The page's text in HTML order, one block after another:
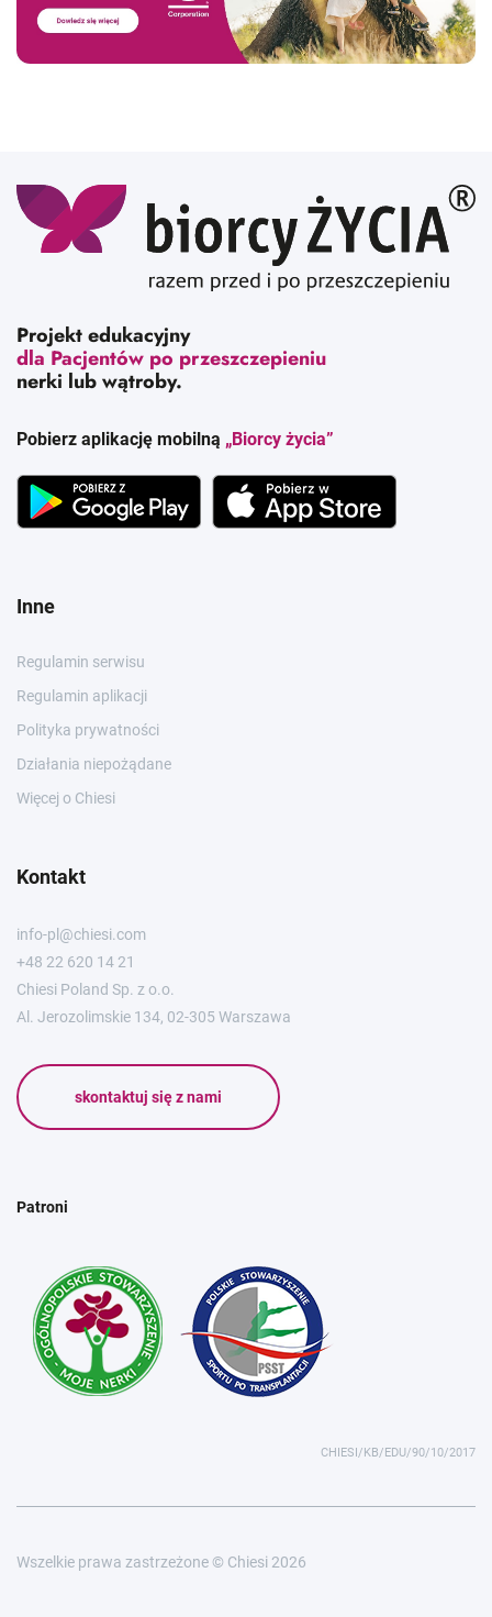
Projekt edukacyjny
dla Pacjentów po przeszczepieniu
nerki lub wątroby.
Pobierz aplikację mobilną „Biorcy życia”
Inne
Regulamin serwisu
Regulamin aplikacji
Polityka prywatności
Działania niepożądane
Więcej o Chiesi
Kontakt
info-pl@chiesi.com
+48 22 620 14 21
Chiesi Poland Sp. z o.o.
Al. Jerozolimskie 134, 02-305 Warszawa
skontaktuj się z nami
Patroni
CHIESI/KB/EDU/90/10/2017
Wszelkie prawa zastrzeżone © Chiesi 2026